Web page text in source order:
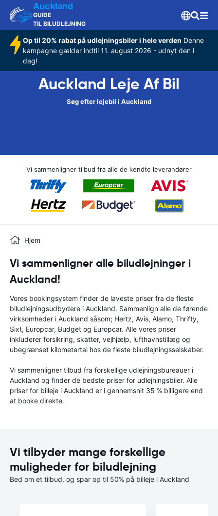
Auckland
GUIDE
TIL BILUDLEJNING
Op til 20% rabat på udlejningsbiler i hele verden Denne
kampagne gælder indtil 11. august 2026 - udnyt den i
dag!
Auckland Leje Af Bil
Søg efter lejebil i Auckland
Vi sammenligner tilbud fra alle de kendte leverandører
Hjem
Vi sammenligner alle biludlejninger i
Auckland!
Vores bookingsystem finder de laveste priser fra de fleste
biludlejningsudbydere i Auckland. Sammenlign alle de førende
virksomheder i Auckland såsom; Hertz, Avis, Alamo, Thrifty,
Sixt, Europcar, Budget og Europcar. Alle vores priser
inkluderer forsikring, skatter, vejhjælp, lufthavnstillæg og
ubegrænset kilometertal hos de fleste biludlejningsselskaber.
Vi sammenligner tilbud fra forskellige udlejningsbureauer i
Auckland og finder de bedste priser for udlejningsbiler. Alle
priser for billeje i Auckland er i gennemsnit 35 % billigere end
at booke direkte.
Vi tilbyder mange forskellige
muligheder for biludlejning
Bed om et tilbud, og spar op til 50% på billeje i Auckland